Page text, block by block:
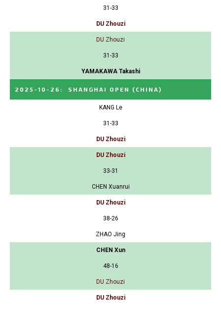
31-33
DU Zhouzi
DU Zhouzi
31-33
YAMAKAWA Takashi
2025-10-26 : SHANGHAI OPEN (CHINA)
KANG Le
31-33
DU Zhouzi
DU Zhouzi
33-31
CHEN Xuanrui
DU Zhouzi
38-26
ZHAO Jing
CHEN Xun
48-16
DU Zhouzi
DU Zhouzi